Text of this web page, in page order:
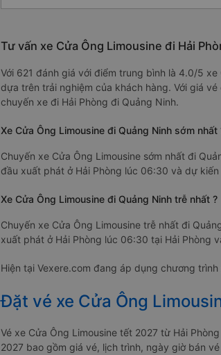
Tư vấn xe Cửa Ông Limousine đi Hải
Với 621 đánh giá với điểm trung bình là 4.0/5
dựa trên trải nghiệm của khách hàng. Với giá
chuyến xe đi Hải Phòng đi Quảng Ninh.
Xe Cửa Ông Limousine đi Quảng Ninh sớm nhất
Chuyến xe Cửa Ông Limousine sớm nhất đi
đầu xuất phát ở Hải Phòng lúc 06:30 và dự
Xe Cửa Ông Limousine đi Quảng Ninh trễ nhất ?
Chuyến xe Cửa Ông Limousine trễ nhất đi
xuất phát ở Hải Phòng lúc 06:30 tại Hải Phòng
Hiện tại Vexere.com đang áp dụng chương
Đặt vé xe Cửa Ông
Vé xe Cửa Ông Limousine tết 2027 từ Hải
2027 bao gồm giá vé, lịch trình, ngày giờ bán